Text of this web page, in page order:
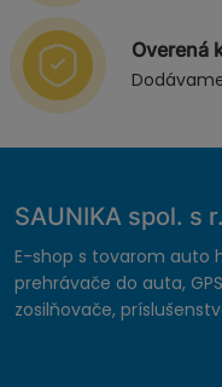
Overená
SAUNIKA spol. s
E-shop s tovarom auto
prehrávače do auta,
zosilňovače,